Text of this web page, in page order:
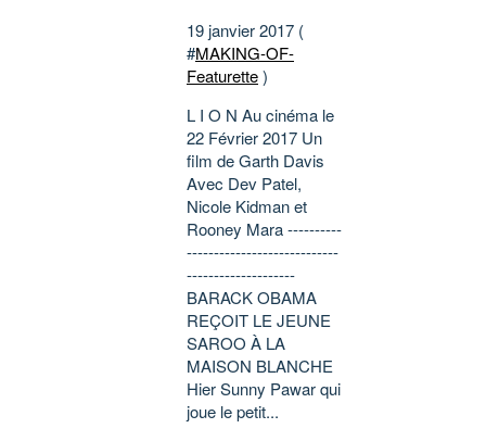
19 janvier 2017 (
#MAKING-OF-
Featurette)
L I O N Au cinéma le
22 Février 2017 Un
film de Garth Davis
Avec Dev Patel,
Nicole Kidman et
Rooney Mara ----------
----------------------------
--------------------
BARACK OBAMA
REÇOIT LE JEUNE
SAROO À LA
MAISON BLANCHE
Hier Sunny Pawar qui
joue le petit...